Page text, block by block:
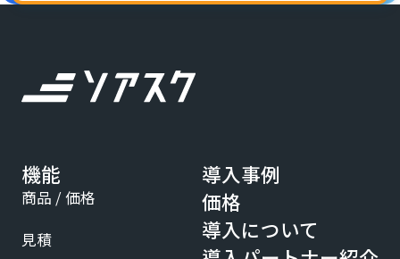
機能
商品 / 価格
見積
導入事例
価格
導入について